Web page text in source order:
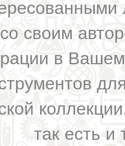
своим
в
так есть и